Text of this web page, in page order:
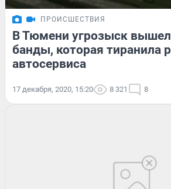
ПРОИСШЕСТВИЯ
В Тюмени угрозыск вышел
банды, которая тиранила
автосервиса
17 декабря, 2020, 15:20 8 321 8